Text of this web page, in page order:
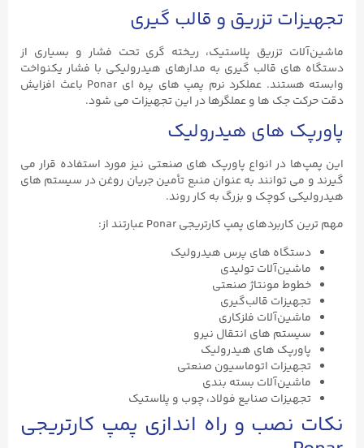
تجهیزات تزریق و قالب ‌گیری
ماشین‌آلات تزریق پلاستیک، ریخته ‌گری تحت فشار و بسیاری از
دستگاه‌ های قالب ‌گیری به مدارهای هیدرولیکی با فشار یکنواخت
وابسته هستند. عملکرد نرم پمپ‌ های پره‌ ای Ponar باعث افزایش
دقت حرکت جک‌ ها و عملگرها در این تجهیزات می ‌شود.
پاورپک ‌های هیدرولیک
این پمپ‌ها در انواع پاورپک‌ های صنعتی نیز مورد استفاده قرار می
‌گیرند و می ‌توانند به عنوان منبع تأمین جریان روغن در سیستم‌ های
هیدرولیکی کوچک و بزرگ به کار روند.
مهم ‌ترین کاربردهای پمپ کارتریجی Ponar عبارتند از:
دستگاه‌ های پرس هیدرولیک
ماشین‌آلات تولیدی
خطوط مونتاژ صنعتی
تجهیزات قالب‌گیری
ماشین‌آلات فلزکاری
سیستم‌ های انتقال نیرو
پاورپک ‌های هیدرولیک
تجهیزات اتوماسیون صنعتی
ماشین‌آلات بسته ‌بندی
تجهیزات صنایع فولاد، چوب و پلاستیک
نکات نصب و راه‌ اندازی پمپ کارتریجی